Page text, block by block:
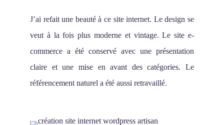
J’ai refait une beauté à ce site internet. Le design se
veut à la fois plus moderne et vintage. Le site e-
commerce a été conservé avec une présentation
claire et une mise en avant des catégories. Le
référencement naturel a été aussi retravaillé.